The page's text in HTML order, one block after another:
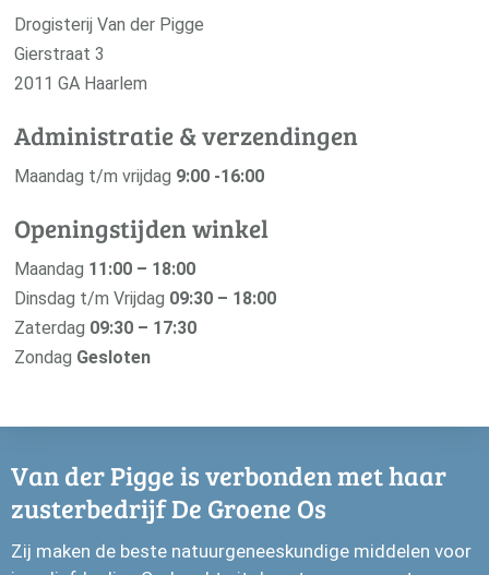
Drogisterij Van der Pigge
Gierstraat 3
2011 GA Haarlem
Administratie & verzendingen
Maandag t/m vrijdag 9:00 -16:00
Openingstijden winkel
Maandag 11:00 – 18:00
Dinsdag t/m Vrijdag 09:30 – 18:00
Zaterdag 09:30 – 17:30
Zondag Gesloten
Van der Pigge is verbonden met haar
zusterbedrijf De Groene Os
Zij maken de beste natuurgeneeskundige middelen voor